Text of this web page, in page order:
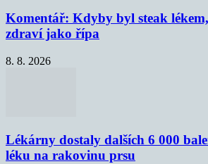
Komentář: Kdyby byl steak
zdraví jako řípa
8. 8. 2026
Lékárny dostaly dalších 6 000
léku na rakovinu prsu